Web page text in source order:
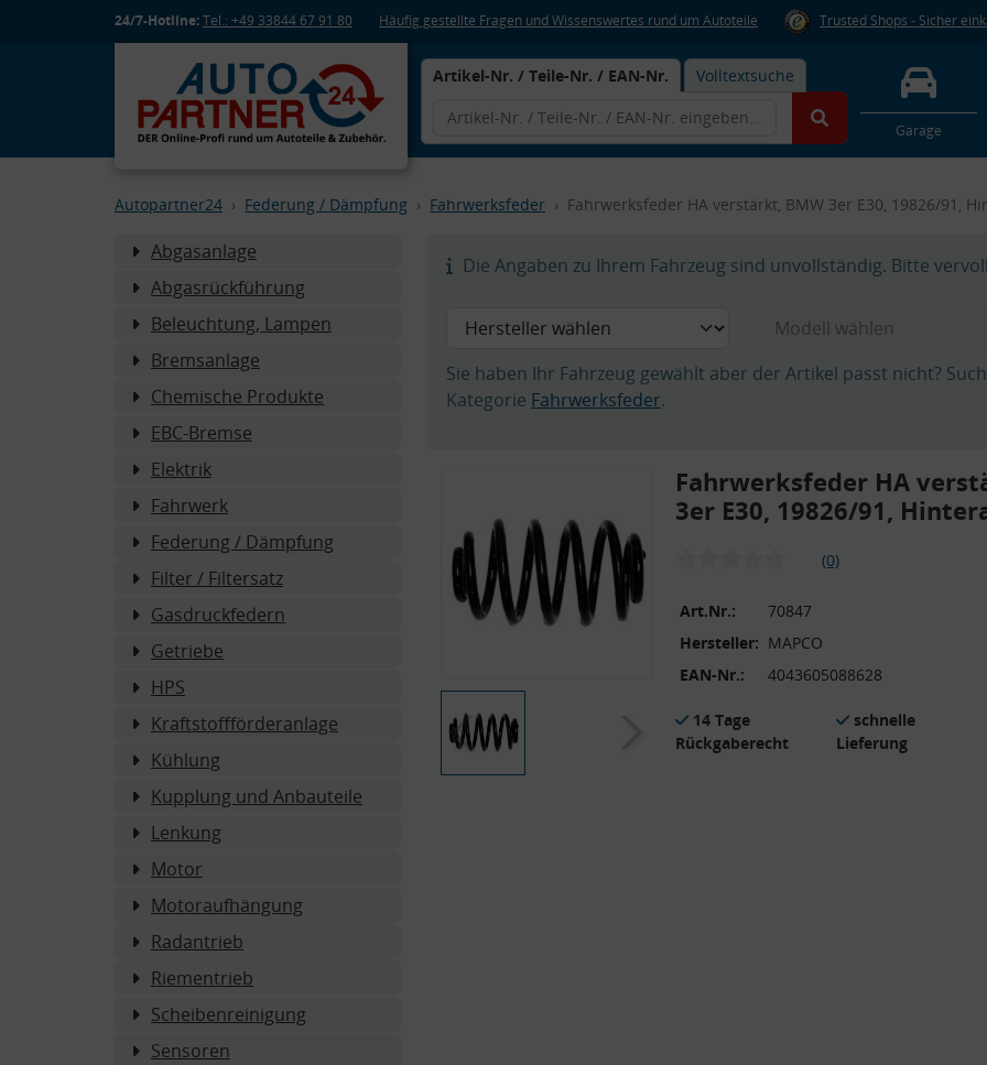
24/7-Hotline:Tel.: +49 33844 67 91 80 Häufig gestellte Fragen und Wissenswertes rund um Autoteile Trusted Shops - Sicher
Artikel-Nr. / Teile-Nr. / EAN-Nr. Volltextsuche
Garage
Autopartner24 Federung / Dämpfung Fahrwerksfeder Fahrwerksfeder HA verstärkt, BMW 3er E30, 19826/91,
Abgasanlage
Abgasrückführung
Beleuchtung, Lampen
Bremsanlage
Chemische Produkte
EBC-Bremse
Elektrik
Fahrwerk
Federung / Dämpfung
Filter / Filtersatz
Gasdruckfedern
Getriebe
HPS
Kraftstoffförderanlage
Kühlung
Kupplung und Anbauteile
Lenkung
Motor
Motoraufhängung
Radantrieb
Riementrieb
Scheibenreinigung
Sensoren
Die Angaben zu Ihrem Fahrzeug sind unvollständig. Bitte
Sie haben Ihr Fahrzeug gewählt aber der Artikel passt nicht?
Kategorie Fahrwerksfeder.
Fahrwerksfeder HA
3er E30, 19826/91,
(0)
Art.Nr.:
70847
Hersteller: MAPCO
EAN-Nr.:
4043605088628
14 Tage
Rückgaberecht
schnelle
Lieferung